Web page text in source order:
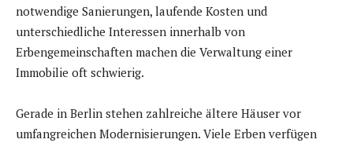
notwendige Sanierungen, laufende Kosten und
unterschiedliche Interessen innerhalb von
Erbengemeinschaften machen die Verwaltung einer
Immobilie oft schwierig.
Gerade in Berlin stehen zahlreiche ältere Häuser vor
umfangreichen Modernisierungen. Viele Erben verfügen